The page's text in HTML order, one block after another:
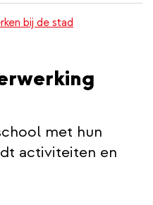
bij de stad
met hun
activiteiten en